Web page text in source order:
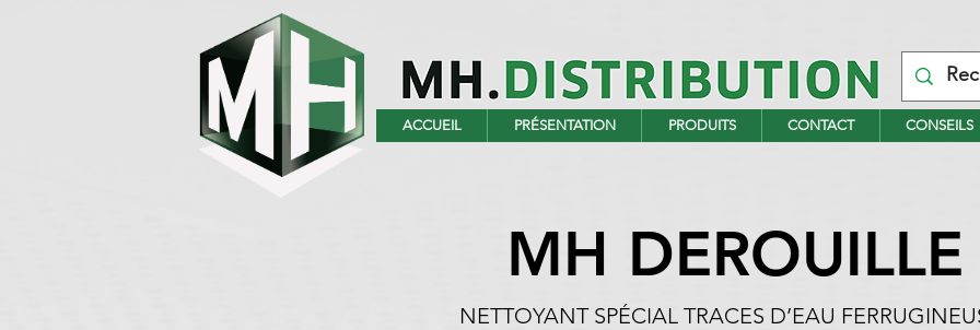
ACCUEIL PRÉSENTATION PRODUITS CONTACT CONSEILS
MH DEROUILLE
NETTOYANT SPÉCIAL TRACES D’EAU